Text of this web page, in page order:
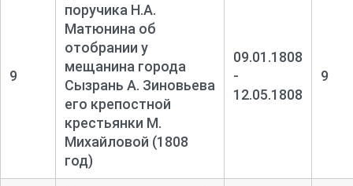
9
поручика Н.А.
Матюнина об
отобрании у
мещанина города
Сызрань А. Зиновьева
его крепостной
крестьянки М.
Михайловой (1808
год)
09.01.1808
-
12.05.1808
9